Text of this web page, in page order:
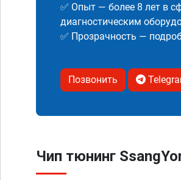
✅ Опыт — более 8 лет в
диагностическим
✅ Прозрачность —
Позвонить
Чип тюнинг